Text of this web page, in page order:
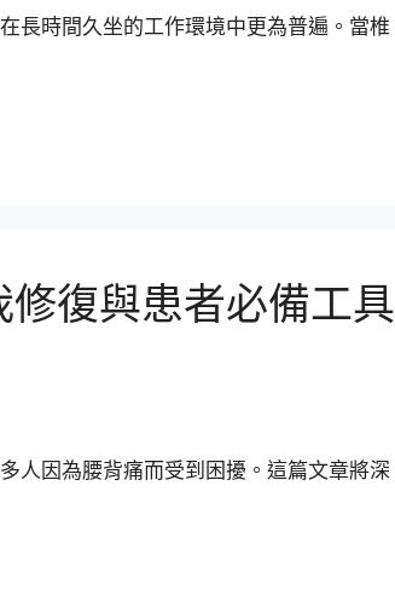
長時間久坐的工作環境中更為普遍。當椎
復與患者必備工具
人因為腰背痛而受到困擾。這篇文章將深